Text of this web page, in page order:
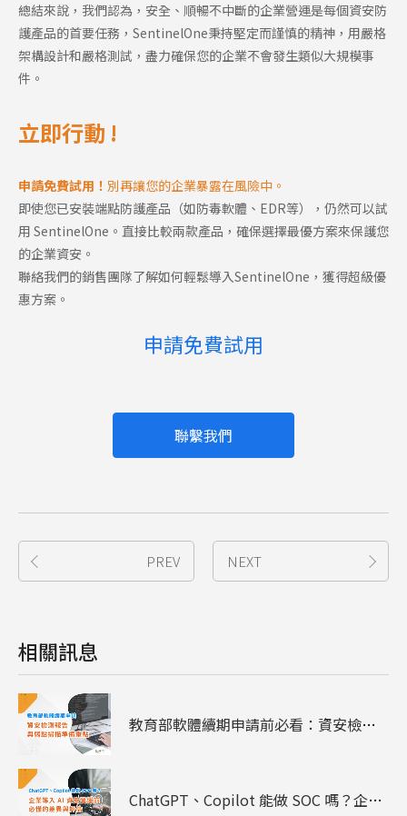
總結來說，我們認為，安全、順暢不中斷的企業營運是每個資安防
護產品的首要任務，SentinelOne秉持堅定而謹慎的精神，用嚴格
架構設計和嚴格測試，盡力確保您的企業不會發生類似大規模事
件。
立即行動 !
申請免費試用！ 別再讓您的企業暴露在風險中。
即使您已安裝端點防護產品（如防毒軟體、EDR等），仍然可以試
用 SentinelOne。直接比較兩款產品，確保選擇最優方案來保護您
的企業資安。
聯絡我們的銷售團隊了解如何輕鬆導入SentinelOne，獲得超級優
惠方案。
申請免費試用
聯繫我們
PREV NEXT
相關訊息
教育部軟體續期申請前必看：資安檢測報告與弱點掃描準備重點
ChatGPT、Copilot 能做 SOC 嗎？企業導入 AI 資安營運前必懂的差異與評估